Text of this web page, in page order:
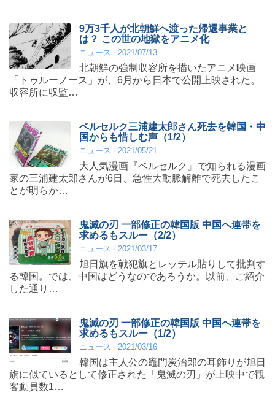
9万3千人が北朝鮮へ渡った帰還事業と
は？ この世の地獄をアニメ化
ニュース 2021/07/13
北朝鮮の強制収容所を描いたアニメ映画
「トゥルーノース」が、6月から日本で公開上映された。
収容所に収監…
ベルセルク三浦建太郎さん死去を韓国・中
国からも惜しむ声（1/2）
ニュース 2021/05/21
大人気漫画『ベルセルク』で知られる漫画
家の三浦建太郎さんが6日、急性大動脈解離で死去したこ
とが明らか…
鬼滅の刃 一部修正の韓国版 中国へ連帯を
求めるもスルー（2/2）
ニュース 2021/03/17
旭日旗を戦犯旗とレッテル貼りして批判す
る韓国。では、中国はどうなのであろうか。以前、ご紹介
した通り…
鬼滅の刃 一部修正の韓国版 中国へ連帯を
求めるもスルー（1/2）
ニュース 2021/03/16
韓国は主人公の竈門炭治郎の耳飾りが旭日
旗に似ているとして修正された「鬼滅の刃」が上映中で観
客動員数1…